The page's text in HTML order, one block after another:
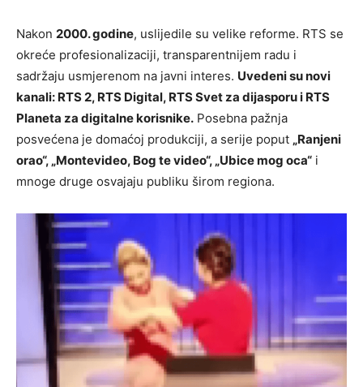
Nakon 2000. godine, uslijedile su velike reforme. RTS se
okreće profesionalizaciji, transparentnijem radu i
sadržaju usmjerenom na javni interes. Uvedeni su novi
kanali: RTS 2, RTS Digital, RTS Svet za dijasporu i RTS
Planeta za digitalne korisnike. Posebna pažnja
posvećena je domaćoj produkciji, a serije poput „Ranjeni
orao“, „Montevideo, Bog te video“, „Ubice mog oca“ i
mnoge druge osvajaju publiku širom regiona.